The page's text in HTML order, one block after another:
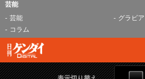
芸能
芸能
グラビア
コラム